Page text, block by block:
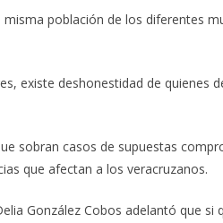
misma población de los diferentes
existe deshonestidad de quienes
sobran casos de supuestas
que afectan a los veracruzanos.
González Cobos adelantó que si